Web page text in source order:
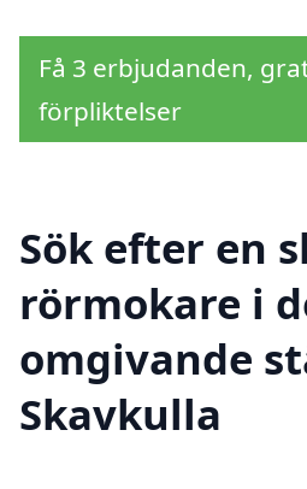
Få 3 erbjudanden,
förpliktelser
Sök efter en
rörmokare i
omgivande
Skavkulla